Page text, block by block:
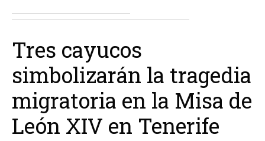
Tres cayucos
simbolizarán la tragedia
migratoria en la Misa de
León XIV en Tenerife